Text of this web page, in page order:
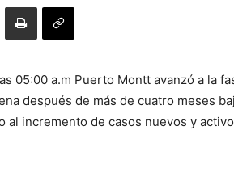
05:00 a.m Puerto Montt avanzó a la
después de más de cuatro meses
incremento de casos nuevos y